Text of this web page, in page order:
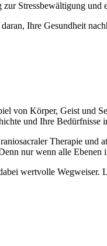
Stressbewältigung und
Ihre Gesundheit
von Körper, Geist und
und Ihre Bedürfnisse
Therapie und
nur wenn alle
wertvolle Wegweiser.